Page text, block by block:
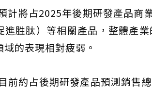
計將占2025年後期研發產品商
胜肽）等相關產品，整體產
的表現相對疲弱。
前約占後期研發產品預測銷售